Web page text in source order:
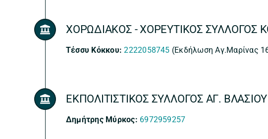
ΧΟΡΩΔΙΑΚΟΣ - ΧΟΡΕΥΤΙΚΟΣ ΣΥΛΛΟΓΟΣ
Τέσσυ Κόκκου: 2222058745 (Εκδήλωση Αγ.Μαρίνας
ΕΚΠΟΛΙΤΙΣΤΙΚΟΣ ΣΥΛΛΟΓΟΣ ΑΓ.
Δημήτρης Μύρκος: 6972959257